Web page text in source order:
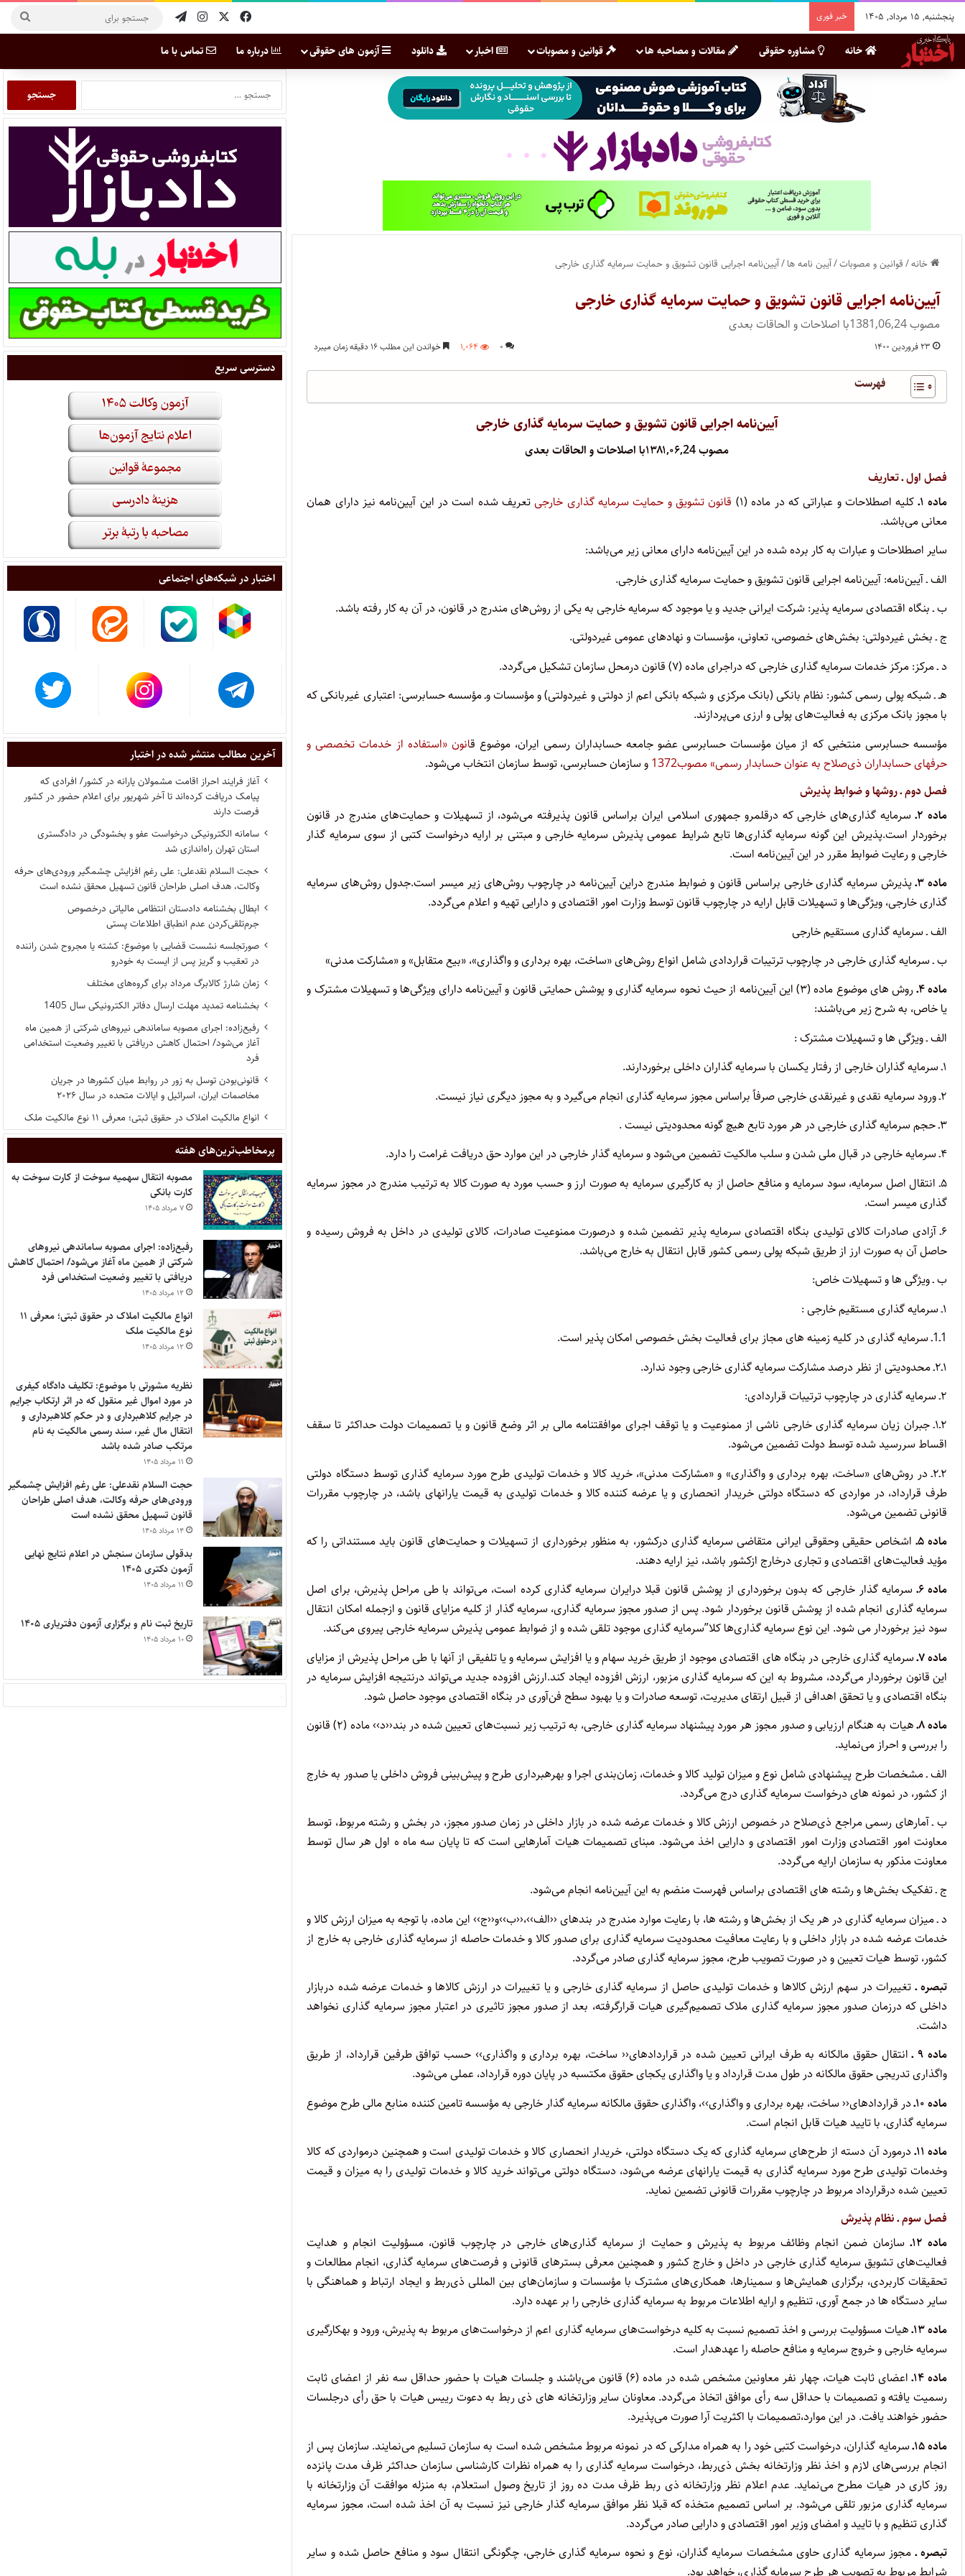
پنجشنبه, ۱۵ مرداد, ۱۴۰۵ خبر فوری
خانه مشاوره حقوقی مقالات و مصاحبه ها قوانین و مصوبات اخبار دانلود آزمون های حقوقی درباره ما تماس با ما
خانه/قوانین و مصوبات/آیین نامه ها/آیین‌نامه اجرایی قانون تشویق و حمایت سرمایه گذاری خارجی
آیین‌نامه اجرایی قانون تشویق و حمایت سرمایه گذاری خارجی
مصوب 1381,06,24با اصلاحات و الحاقات بعدی
۲۳ فروردین ۱۴۰۰ ۰ ۱,۰۶۴ خواندن این مطلب ۱۶ دقیقه زمان میبرد
فهرست
آیین‌نامه اجرایی قانون تشویق و حمایت سرمایه گذاری خارجی
مصوب ۱۳۸۱,۰۶,24با اصلاحات و الحاقات بعدی
فصل اول ‌ـ‌ تعاریف
ماده ۱‌ـ‌ کلیه اصطلاحات و عباراتی که در ماده (۱) قانون تشویق و حمایت سرمایه گذاری خارجیتعریف شده است در این آیین‌نامه نیز دارای همان
معانی می‌باشد.
سایر اصطلاحات و عبارات به کار برده شده در این آیین‌نامه دارای معانی زیر می‌باشد:
الف ‌ـ‌ آیین‌نامه: آیین‌نامه اجرایی قانون تشویق و حمایت سرمایه گذاری خارجی.
ب ‌ـ‌ بنگاه اقتصادی سرمایه پذیر: شرکت ایرانی جدید و یا موجود که سرمایه خارجی به یکی از روش‌های مندرج در قانون، در آن به کار رفته باشد.
ج ‌ـ‌ بخش غیردولتی: بخش‌های خصوصی، تعاونی، مؤسسات و نهادهای عمومی غیردولتی.
د ‌ـ‌ مرکز: مرکز خدمات سرمایه گذاری خارجی که دراجرای ماده (۷) قانون درمحل سازمان تشکیل می‌گردد.
هـ ‌ـ‌ شبکه پولی رسمی کشور: نظام بانکی (بانک مرکزی و شبکه بانکی اعم از دولتی و غیردولتی) و مؤسسات وـ‌ مؤسسه حسابرسی: اعتباری غیربانکی که
با مجوز بانک مرکزی به فعالیت‌های پولی و ارزی می‌پردازند.
مؤسسه حسابرسی منتخبی که از میان مؤسسات حسابرسی عضو جامعه حسابداران رسمی ایران، موضوع قانون «استفاده از خدمات تخصصی و
حرفهای حسابداران ذی‌صلاح به عنوان حسابدار رسمی» مصوب1372
و سازمان حسابرسی، توسط سازمان انتخاب می‌شود.
فصل دوم ‌ـ‌ روشها و ضوابط پذیرش
ماده ۲‌ـ‌
سرمایه گذاری‌های خارجی که درقلمرو جمهوری اسلامی ایران براساس قانون پذیرفته می‌شود، از تسهیلات و حمایت‌های مندرج در قانون
برخوردار است.پذیرش این گونه سرمایه گذاری‌ها تابع شرایط عمومی پذیرش سرمایه خارجی و مبتنی بر ارایه درخواست کتبی از سوی سرمایه گذار
خارجی و رعایت ضوابط مقرر در این آیین‌نامه است.
ماده ۳‌ـ‌
پذیرش سرمایه گذاری خارجی براساس قانون و ضوابط مندرج دراین آیین‌نامه در چارچوب روش‌های زیر میسر است.جدول روش‌های سرمایه
گذاری خارجی، ویژگی‌ها و تسهیلات قابل ارایه در چارچوب قانون توسط وزارت امور اقتصادی و دارایی تهیه و اعلام می‌گردد.
الف ‌ـ‌ سرمایه ‌گذاری مستقیم خارجی
ب ‌ـ‌ سرمایه گذاری خارجی در چارچوب ترتیبات قراردادی شامل انواع روش‌های «ساخت، بهره برداری و واگذاری»، «بیع متقابل» و «مشارکت مدنی»
ماده ۴‌ـ‌
روش‌ های موضوع ماده (۳) این آیین‌نامه از حیث نحوه سرمایه ‌گذاری و پوشش حمایتی قانون و آیین‌نامه دارای ویژگی‌ها و تسهیلات مشترک و
یا خاص، به شرح زیر می‌باشند:
الف ‌ـ‌ ویژگی ها و تسهیلات مشترک :
۱‌ـ‌ سرمایه گذاران خارجی از رفتار یکسان با سرمایه گذاران داخلی برخوردارند.
۲‌ـ‌ ورود سرمایه نقدی و غیرنقدی خارجی صرفاً براساس مجوز سرمایه گذاری انجام می‌گیرد و به مجوز دیگری نیاز نیست.
۳‌ـ‌ حجم سرمایه گذاری خارجی در هر مورد تابع هیچ گونه محدودیتی نیست .
۴‌ـ‌ سرمایه خارجی در قبال ملی شدن و سلب مالکیت تضمین می‌شود و سرمایه گذار خارجی در این موارد حق دریافت غرامت را دارد.
۵‌ـ‌ انتقال اصل سرمایه، سود سرمایه و منافع حاصل از به کارگیری سرمایه به صورت ارز و حسب مورد به صورت کالا به ترتیب مندرج در مجوز سرمایه
گذاری میسر است.
۶‌ـ‌ آزادی صادرات کالای تولیدی بنگاه اقتصادی سرمایه پذیر تضمین شده و درصورت ممنوعیت صادرات، کالای تولیدی در داخل به فروش رسیده و
حاصل آن به صورت ارز از طریق شبکه پولی رسمی کشور قابل انتقال به خارج می‌باشد.
ب ‌ـ‌ ویژگی ها و تسهیلات خاص:
۱‌ـ‌ سرمایه گذاری مستقیم خارجی :
1ـ1‌ـ‌ سرمایه گذاری در کلیه زمینه های مجاز برای فعالیت بخش خصوصی امکان پذیر است.
۱‌ـ‌۲‌ـ‌ محدودیتی از نظر درصد مشارکت سرمایه گذاری خارجی وجود ندارد.
۲‌ـ‌ سرمایه گذاری در چارچوب ترتیبات قراردادی:
۲‌ـ‌۱‌ـ‌ جبران زیان سرمایه گذاری خارجی ناشی از ممنوعیت و یا توقف اجرای موافقتنامه مالی بر اثر وضع قانون و یا تصمیمات دولت حداکثر تا سقف
اقساط سررسید شده توسط دولت تضمین می‌شود.
۲‌ـ‌۲‌ـ‌ در روش‌های «ساخت، بهره برداری و واگذاری» و «مشارکت مدنی»، خرید کالا و خدمات تولیدی طرح مورد سرمایه گذاری توسط دستگاه دولتی
طرف قرارداد، در مواردی که دستگاه دولتی خریدار انحصاری و یا عرضه کننده کالا و خدمات تولیدی به قیمت یارانهای باشد، در چارچوب مقررات
قانونی تضمین می‌شود.
ماده ۵‌ـ‌ اشخاص حقیقی وحقوقی ایرانی متقاضی سرمایه گذاری درکشور، به منظور برخورداری از تسهیلات و حمایت‌های قانون باید مستنداتی را که
مؤید فعالیت‌های اقتصادی و تجاری درخارج ازکشور باشد، نیز ارایه دهند.
ماده ۶‌ـ‌ سرمایه گذار خارجی که بدون برخورداری از پوشش قانون قبلا درایران سرمایه گذاری کرده است، می‌تواند با طی مراحل پذیرش، برای اصل
سرمایه گذاری انجام شده از پوشش قانون برخوردار شود. پس از صدور مجوز سرمایه گذاری، سرمایه گذار از کلیه مزایای قانون و ازجمله امکان انتقال
سود نیز برخوردار می شود. این نوع سرمایه گذاری‌ها کلا”سرمایه گذاری موجود تلقی شده و از ضوابط عمومی پذیرش سرمایه خارجی پیروی می‌کند.
ماده ۷‌ـ‌ سرمایه گذاری خارجی در بنگاه های اقتصادی موجود از طریق خرید سهام و یا افزایش سرمایه و یا تلفیقی از آنها با طی مراحل پذیرش از مزایای
این قانون برخوردار می‌گردد، مشروط به این که سرمایه گذاری مزبور، ارزش افزوده ایجاد کند.ارزش افزوده جدید می‌تواند درنتیجه افزایش سرمایه در
بنگاه اقتصادی و یا تحقق اهدافی از قبیل ارتقای مدیریت، توسعه صادرات و یا بهبود سطح فن‌آوری در بنگاه اقتصادی موجود حاصل شود.
ماده ۸‌ـ‌
هیات به هنگام ارزیابی و صدور مجوز هر مورد پیشنهاد سرمایه گذاری خارجی، به ترتیب زیر نسبت‌های تعیین شده در بند‹‹د›› ماده (۲) قانون
را بررسی و احراز می‌نماید.
الف ‌ـ‌ مشخصات طرح پیشنهادی شامل نوع و میزان تولید کالا و خدمات، زمان‌بندی اجرا و بهرهبرداری طرح و پیش‌بینی فروش داخلی یا صدور به خارج
از کشور، در نمونه های درخواست سرمایه ‌گذاری درج می‌گردد.
ب ‌ـ‌ آمارهای رسمی مراجع ذی‌صلاح در خصوص ارزش کالا و خدمات عرضه شده در بازار داخلی در زمان صدور مجوز، در بخش و رشته مربوط، توسط
معاونت امور اقتصادی وزارت امور اقتصادی و دارایی اخذ می‌شود. مبنای تصمیمات هیات آمارهایی است که تا پایان سه ماه ه اول هر سال توسط
معاونت مذکور به سازمان ارایه می‌گردد.
ج ‌ـ‌ تفکیک بخش‌ها و رشته های اقتصادی براساس فهرست منضم به این آیین‌نامه انجام می‌شود.
د ‌ـ‌ میزان سرمایه گذاری در هر یک از بخش‌ها و رشته ها، با رعایت موارد مندرج در بندهای ‹‹الف››،‹‹ب››و‹‹ج›› این ماده، با توجه به میزان ارزش کالا و
خدمات عرضه شده در بازار داخلی و با رعایت معافیت محدودیت سرمایه ‌گذاری برای صدور کالا و خدمات حاصله از سرمایه گذاری خارجی به خارج از
کشور، توسط هیات تعیین و در صورت تصویب طرح، مجوز سرمایه ‌گذاری صادر می‌گردد.
تبصره ـ‌تغییرات در سهم ارزش کالاها و خدمات تولیدی حاصل از سرمایه گذاری خارجی و یا تغییرات در ارزش کالاها و خدمات عرضه شده دربازار
داخلی که درزمان صدور مجوز سرمایه ‌گذاری ملاک تصمیم‌گیری هیات قرارگرفته، بعد از صدور مجوز تاثیری در اعتبار مجوز سرمایه گذاری نخواهد
داشت.
ماده ۹ ‌ـ‌
انتقال حقوق مالکانه به طرف ایرانی تعیین شده در قراردادهای‹‹ ساخت، بهره برداری و واگذاری›› حسب توافق طرفین قرارداد، از طریق
واگذاری تدریجی حقوق مالکانه در طول مدت قرارداد و یا واگذاری یکجای حقوق مکتسبه در پایان دوره قرارداد، عملی می‌شود.
ماده ۱۰‌ـ‌
در قراردادهای‹‹ ساخت، بهره ‌برداری و واگذاری››، واگذاری حقوق مالکانه سرمایه گذار خارجی به مؤسسه تامین کننده منابع مالی طرح موضوع
سرمایه گذاری، با تایید هیات قابل انجام است.
ماده ۱۱‌ـ‌
درمورد آن دسته از طرح‌های سرمایه گذاری که یک دستگاه دولتی، خریدار انحصاری کالا و خدمات تولیدی است و همچنین درمواردی که کالا
وخدمات تولیدی طرح مورد سرمایه گذاری به قیمت یارانهای عرضه می‌شود، دستگاه دولتی می‌تواند خرید کالا و خدمات تولیدی را به میزان و قیمت
تعیین شده درقرارداد مربوط در چارچوب مقررات قانونی تضمین نماید.
فصل سوم ‌ـ‌ نظام پذیرش
ماده ۱۲‌ـ‌
سازمان ضمن انجام وظائف مربوط به پذیرش و حمایت از سرمایه گذاری‌های خارجی در چارچوب قانون، مسؤولیت انجام و هدایت
فعالیت‌های تشویق سرمایه گذاری خارجی در داخل و خارج کشور و همچنین معرفی بسترهای قانونی و فرصت‌های سرمایه گذاری، انجام مطالعات و
تحقیقات کاربردی، برگزاری همایش‌ها و سمینارها، همکاری‌های مشترک با مؤسسات و سازمان‌های بین المللی ذی‌ربط و ایجاد ارتباط و هماهنگی با
سایر دستگاه ها در جمع آوری، تنظیم و ارایه اطلاعات مربوط به سرمایه گذاری خارجی را بر عهده دارد.
ماده ۱۳‌ـ‌
هیات مسؤولیت بررسی و اخذ تصمیم نسبت به کلیه درخواست‌های سرمایه گذاری اعم از درخواست‌های مربوط به پذیرش، ورود و بهکارگیری
سرمایه خارجی و خروج سرمایه و منافع حاصله را عهدهدار است.
ماده ۱۴‌ـ‌
اعضای ثابت هیات، چهار نفر معاونین مشخص شده در ماده (۶) قانون می‌باشند و جلسات هیات با حضور حداقل سه نفر از اعضای ثابت
رسمیت یافته و تصمیمات با حداقل سه رأی موافق اتخاذ می‌گردد. معاونان سایر وزارتخانه های ذی‌ ربط به دعوت رییس هیات با حق رأی درجلسات
حضور خواهند یافت. در این موارد،تصمیمات با اکثریت آرا صورت می‌پذیرد.
ماده ۱۵‌ـ‌
سرمایه گذاران، درخواست کتبی خود را به همراه مدارکی که در نمونه مربوط مشخص شده است به سازمان تسلیم می‌نمایند. سازمان پس از
انجام بررسی‌های لازم و اخذ نظر وزارتخانه بخش ذی‌ربط، درخواست سرمایه گذاری را به همراه نظرات کارشناسی سازمان حداکثر ظرف مدت پانزده
روز کاری در هیات مطرح می‌نماید. عدم اعلام نظر وزارتخانه ذی ‌ربط ظرف مدت ده روز از تاریخ وصول استعلام، به منزله موافقت آن وزارتخانه با
سرمایه گذاری مزبور تلقی می‌شود. بر اساس تصمیم متخذه که قبلا نظر موافق سرمایه گذار خارجی نیز نسبت به آن اخذ شده است، مجوز سرمایه
گذاری تنظیم و با تایید و امضای وزیر امور اقتصادی و دارایی صادر می‌گردد.
تبصره ـ‌مجوز سرمایه گذاری حاوی مشخصات سرمایه گذاران، نوع و نحوه سرمایه گذاری خارجی، چگونگی انتقال سود و منافع حاصل شده و سایر
شرایط مربوط به تصویب هر طرح سرمایه گذاری، خواهد بود.
دسترسی سریع
اختبار در شبکه‌های اجتماعی
آخرین مطالب منتشر شده در اختبار
آغاز فرایند احراز اقامت مشمولان یارانه در کشور/ افرادی که
پیامک دریافت کرده‌اند تا آخر شهریور برای اعلام حضور در کشور
فرصت دارند
سامانه الکترونیکی درخواست عفو و بخشودگی در دادگستری
استان تهران راه‌اندازی شد
حجت السلام نقدعلی: علی رغم افزایش چشمگیر ورودی‌های حرفه
وکالت، هدف اصلی طراحان قانون تسهیل محقق نشده است
ابطال بخشنامه دادستان انتظامی مالیاتی درخصوص
جرم‌تلقی‌کردن عدم انطباق اطلاعات پستی
صورتجلسه نشست قضایی با موضوع: کشته یا مجروح شدن راننده
در تعقیب و گریز پس از ایست به خودرو
زمان شارژ کالابرگ مرداد برای گروه‌های مختلف
بخشنامه تمدید مهلت ارسال دفاتر الکترونیکی سال 1405
رفیع‌زاده: اجرای مصوبه ساماندهی نیروهای شرکتی از همین ماه
آغاز می‌شود/ احتمال کاهش دریافتی با تغییر وضعیت استخدامی
فرد
قانونی‌بودن توسل به زور در روابط میان کشورها در جریان
مخاصمات ایران، اسرائیل و ایالات متحده در سال ۲۰۲۶
انواع مالکیت املاک در حقوق ثبتی؛ معرفی ۱۱ نوع مالکیت ملک
پر‌مخاطب‌ترین‌های هفته
مصوبه انتقال سهمیه سوخت از کارت سوخت به
کارت بانکی
۷ مرداد ۱۴۰۵
رفیع‌زاده: اجرای مصوبه ساماندهی نیروهای
شرکتی از همین ماه آغاز می‌شود/ احتمال کاهش
دریافتی با تغییر وضعیت استخدامی فرد
۱۲ مرداد ۱۴۰۵
انواع مالکیت املاک در حقوق ثبتی؛ معرفی ۱۱
نوع مالکیت ملک
۱۲ مرداد ۱۴۰۵
نظریه مشورتی با موضوع: تکلیف دادگاه کیفری
در مورد اموال غیر منقول که در اثر ارتکاب جرایم
در جرایم کلاهبرداری و در حکم کلاهبرداری و
انتقال مال غیر، سند رسمی مالکیت به نام
مرتکب صادر شده باشد
۱۱ مرداد ۱۴۰۵
حجت السلام نقدعلی: علی رغم افزایش چشمگیر
ورودی‌های حرفه وکالت، هدف اصلی طراحان
قانون تسهیل محقق نشده است
۱۴ مرداد ۱۴۰۵
بدقولی سازمان سنجش در اعلام نتایج نهایی
آزمون دکتری ۱۴۰۵
۱۱ مرداد ۱۴۰۵
تاریخ ثبت نام و برگزاری آزمون دفتریاری ۱۴۰۵
۱۰ مرداد ۱۴۰۵